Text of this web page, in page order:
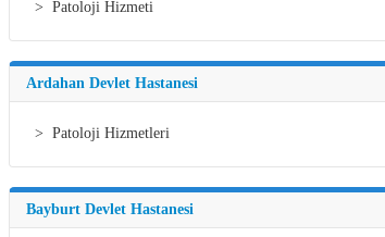
> Patoloji Hizmeti
Ardahan Devlet Hastanesi
> Patoloji Hizmetleri
Bayburt Devlet Hastanesi